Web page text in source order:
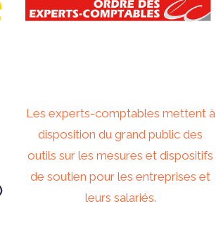
Les experts-comptables mettent à
disposition du grand public des
outils sur les mesures et dispositifs
de soutien pour les entreprises et
leurs salariés.